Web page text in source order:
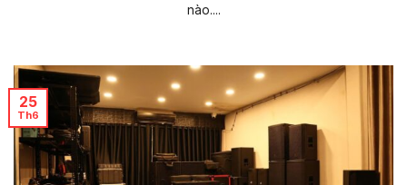
nào....
25
Th6